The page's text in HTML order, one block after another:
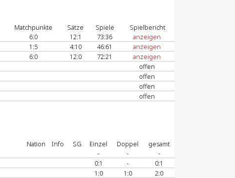
Matchpunkte Sätze Spiele
Spielbericht
6:0 12:1 73:36
anzeigen
1:5 4:10 46:61
anzeigen
6:0 12:0 72:21
anzeigen
offen
offen
offen
offen
Nation Info SG Einzel Doppel
gesamt
- -
-
0:1 -
0:1
1:0 1:0
2:0